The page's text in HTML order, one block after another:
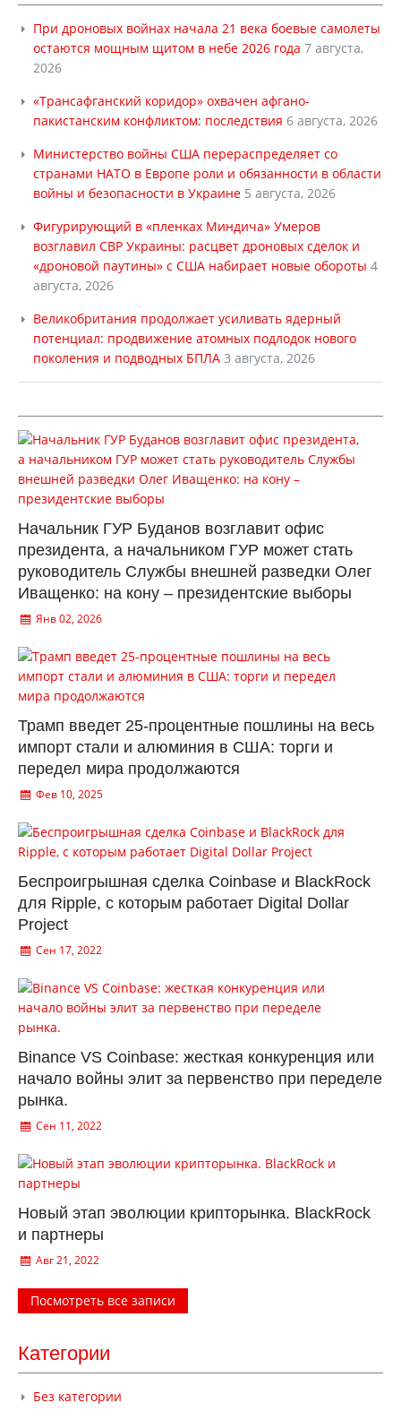
При дроновых войнах начала 21 века боевые самолеты
остаются мощным щитом в небе 2026 года 7 августа,
2026
«Трансафганский коридор» охвачен афгано-
пакистанским конфликтом: последствия 6 августа, 2026
Министерство войны США перераспределяет со
странами НАТО в Европе роли и обязанности в области
войны и безопасности в Украине 5 августа, 2026
Фигурирующий в «пленках Миндича» Умеров
возглавил СВР Украины: расцвет дроновых сделок и
«дроновой паутины» с США набирает новые обороты 4
августа, 2026
Великобритания продолжает усиливать ядерный
потенциал: продвижение атомных подлодок нового
поколения и подводных БПЛА 3 августа, 2026
Начальник ГУР Буданов возглавит офис
президента, а начальником ГУР может стать
руководитель Службы внешней разведки Олег
Иващенко: на кону – президентские выборы
Янв 02, 2026
Трамп введет 25-процентные пошлины на весь
импорт стали и алюминия в США: торги и
передел мира продолжаются
Фев 10, 2025
Беспроигрышная сделка Coinbase и BlackRock
для Ripple, с которым работает Digital Dollar
Project
Сен 17, 2022
Binance VS Coinbase: жесткая конкуренция или
начало войны элит за первенство при переделе
рынка.
Сен 11, 2022
Новый этап эволюции крипторынка. BlackRock
и партнеры
Авг 21, 2022
Посмотреть все записи
Категории
Без категории